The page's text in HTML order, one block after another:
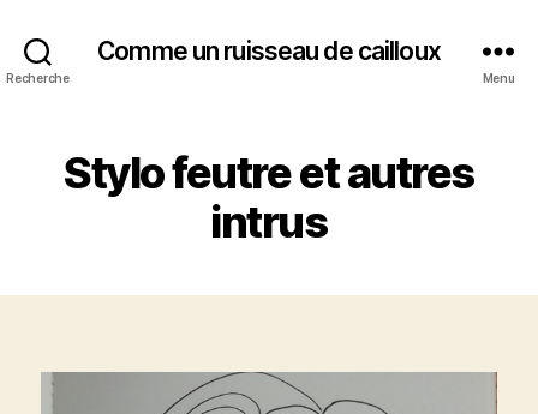
Recherche
Comme un ruisseau de cailloux
Menu
Stylo feutre et autres
intrus